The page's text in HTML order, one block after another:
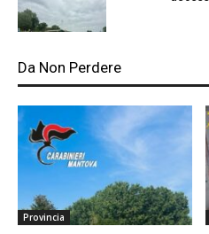
Da Non Perdere
Provincia